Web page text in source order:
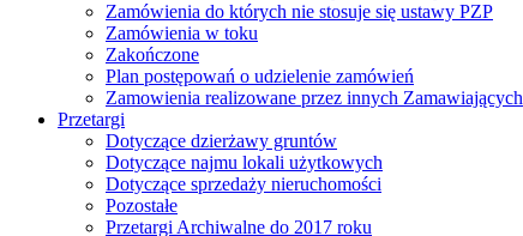
Zamówienia do których nie stosuje się ustawy PZP
Zamówienia w toku
Zakończone
Plan postępowań o udzielenie zamówień
Zamowienia realizowane przez innych Zamawiających
Przetargi
Dotyczące dzierżawy gruntów
Dotyczące najmu lokali użytkowych
Dotyczące sprzedaży nieruchomości
Pozostałe
Przetargi Archiwalne do 2017 roku